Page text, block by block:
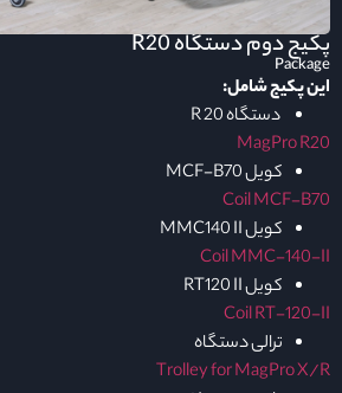
پکیج دوم دستگاه R20
Package
این پکیج شامل:
دستگاه 20 R
MagPro R20
کویل MCF-B70
Coil MCF-B70
کویل MMC140 II
Coil MMC-140-II
کویل RT120 II
Coil RT-120-II
ترالی دستگاه
Trolley for MagPro X/R